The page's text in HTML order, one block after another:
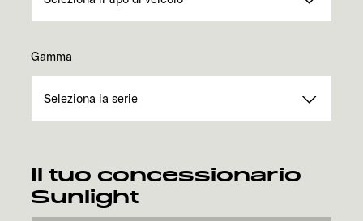
Gamma
Il tuo concessionario
Sunlight